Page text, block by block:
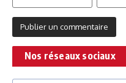
Nos réseaux sociaux